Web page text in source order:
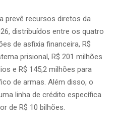
prevê recursos diretos da
distribuídos entre os quatro
de asfixia financeira, R$
prisional, R$ 201 milhões
e R$ 145,2 milhões para
de armas. Além disso, o
linha de crédito específica
de R$ 10 bilhões.